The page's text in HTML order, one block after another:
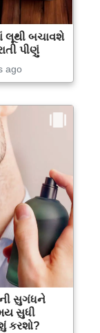
લૂથી બચાવશે
પીણું
ago
સુગંધને
સુધી
કરશો?